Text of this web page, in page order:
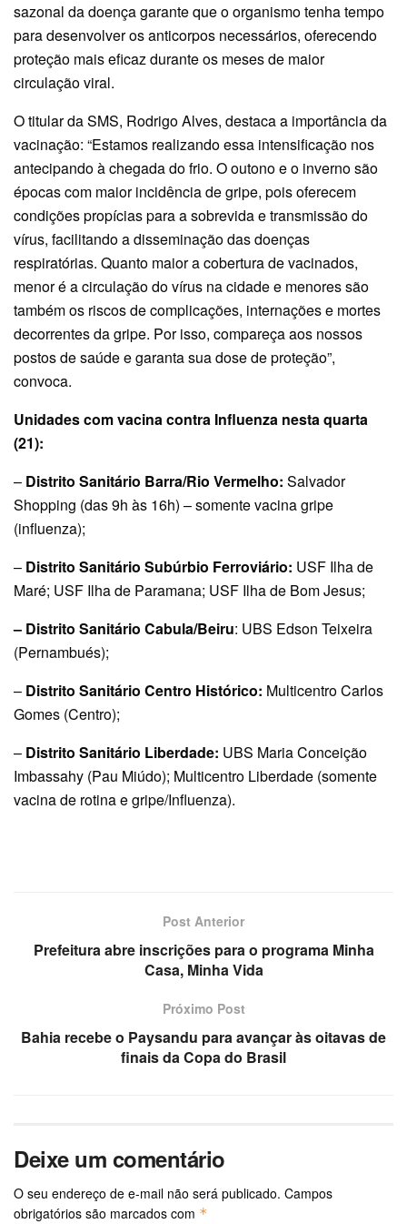
sazonal da doença garante que o organismo tenha tempo
para desenvolver os anticorpos necessários, oferecendo
proteção mais eficaz durante os meses de maior
circulação viral.
O titular da SMS, Rodrigo Alves, destaca a importância da
vacinação: “Estamos realizando essa intensificação nos
antecipando à chegada do frio. O outono e o inverno são
épocas com maior incidência de gripe, pois oferecem
condições propícias para a sobrevida e transmissão do
vírus, facilitando a disseminação das doenças
respiratórias. Quanto maior a cobertura de vacinados,
menor é a circulação do vírus na cidade e menores são
também os riscos de complicações, internações e mortes
decorrentes da gripe. Por isso, compareça aos nossos
postos de saúde e garanta sua dose de proteção”,
convoca.
Unidades com vacina contra Influenza nesta quarta
(21):
– Distrito Sanitário Barra/Rio Vermelho: Salvador
Shopping (das 9h às 16h) – somente vacina gripe
(influenza);
– Distrito Sanitário Subúrbio Ferroviário: USF Ilha de
Maré; USF Ilha de Paramana; USF Ilha de Bom Jesus;
– Distrito Sanitário Cabula/Beiru: UBS Edson Teixeira
(Pernambués);
– Distrito Sanitário Centro Histórico: Multicentro Carlos
Gomes (Centro);
– Distrito Sanitário Liberdade: UBS Maria Conceição
Imbassahy (Pau Miúdo); Multicentro Liberdade (somente
vacina de rotina e gripe/Influenza).
Post Anterior
Prefeitura abre inscrições para o programa Minha
Casa, Minha Vida
Próximo Post
Bahia recebe o Paysandu para avançar às oitavas de
finais da Copa do Brasil
Deixe um comentário
O seu endereço de e-mail não será publicado. Campos
obrigatórios são marcados com *